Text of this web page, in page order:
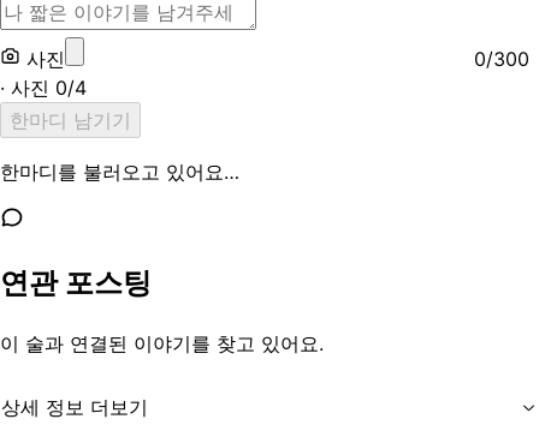
사진 0/300
· 사진 0/4
한마디 남기기
한마디를 불러오고 있어요…
연관 포스팅
이 술과 연결된 이야기를 찾고 있어요.
상세 정보 더보기